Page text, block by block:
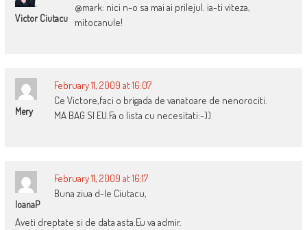
Victor Ciutacu
@mark: nici n-o sa mai ai prilejul. ia-ti viteza,
mitocanule!
Mery
February 11, 2009 at 16:07
Ce Victore,faci o brigada de vanatoare de nenorociti.
MA BAG SI EU.Fa o lista cu necesitati:-))
IoanaP
February 11, 2009 at 16:17
Buna ziua d-le Ciutacu,
Aveti dreptate si de data asta.Eu va admir.